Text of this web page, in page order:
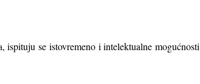
se istovremeno i intelektualne mogućnosti